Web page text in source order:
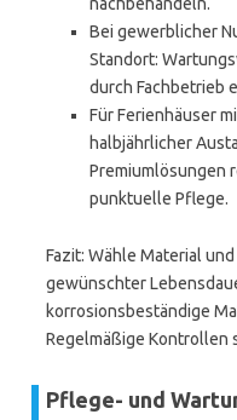
Bei gewerblicher
Standort:
durch Fachbetrieb
Für Ferienhäuser
halbjährlicher
Premiumlösungen
punktuelle Pflege.
Fazit: Wähle Material
gewünschter
korrosionsbeständige
Regelmäßige Kontrollen
Pflege- und